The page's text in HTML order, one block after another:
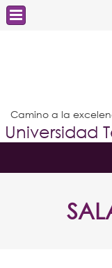
Camino a la
Universidad